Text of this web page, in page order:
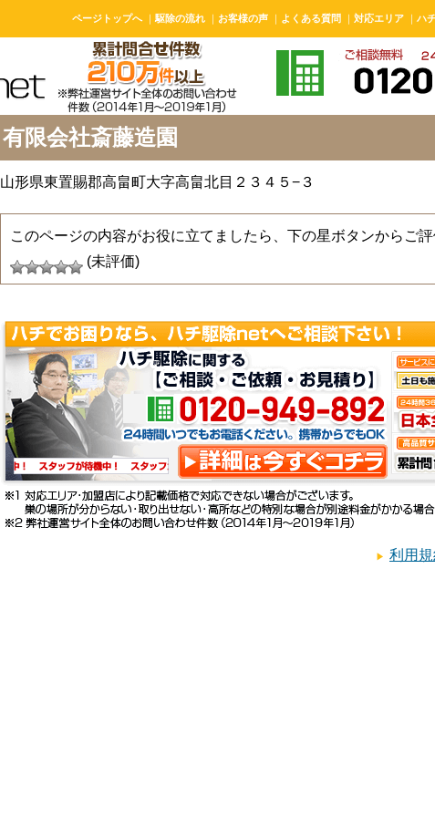
ページトップへ ｜ 駆除の流れ ｜ お客様の声 ｜ よくある質問 ｜ 対応エリア ｜ ハ
有限会社斎藤造園
山形県東置賜郡高畠町大字高畠北目２３４５−３
このページの内容がお役に立てましたら、下の星ボタンからご評
(未評価)
利用